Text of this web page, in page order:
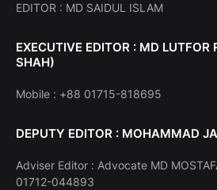
EDITOR : MD SAIDUL ISLAM
EXECUTIVE EDITOR : MD
SHAH)
Mobile : +88 01715-818695
DEPUTY EDITOR : MOHAMMAD
Adviser Editor : Advocate MD
01712-044893